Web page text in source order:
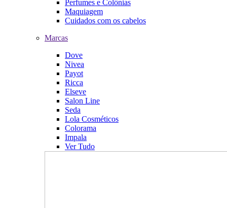
Perfumes e Colônias
Maquiagem
Cuidados com os cabelos
Marcas
Dove
Nivea
Payot
Ricca
Elseve
Salon Line
Seda
Lola Cosméticos
Colorama
Impala
Ver Tudo